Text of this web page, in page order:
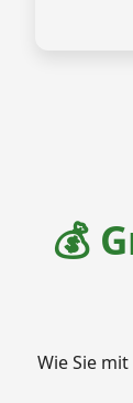
💰
Wie Sie